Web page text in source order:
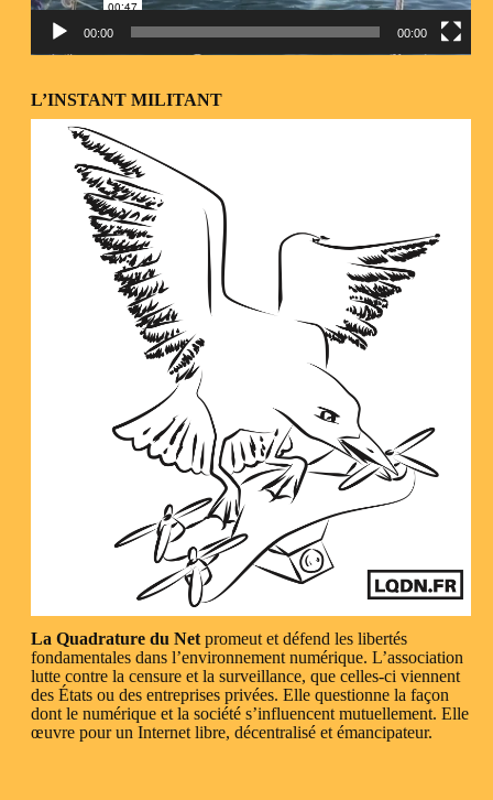
00:00 00:00
L’INSTANT MILITANT
La Quadrature du Net promeut et défend les libertés
fondamentales dans l’environnement numérique. L’association
lutte contre la censure et la surveillance, que celles-ci viennent
des États ou des entreprises privées. Elle questionne la façon
dont le numérique et la société s’influencent mutuellement. Elle
œuvre pour un Internet libre, décentralisé et émancipateur.